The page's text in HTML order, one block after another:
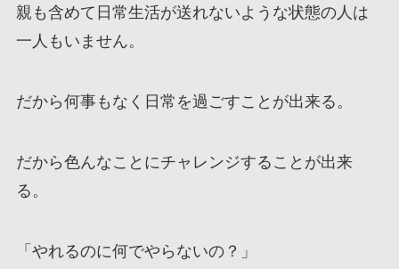
親も含めて日常生活が送れないような状態の人は
一人もいません。
だから何事もなく日常を過ごすことが出来る。
だから色んなことにチャレンジすることが出来
る。
「やれるのに何でやらないの？」